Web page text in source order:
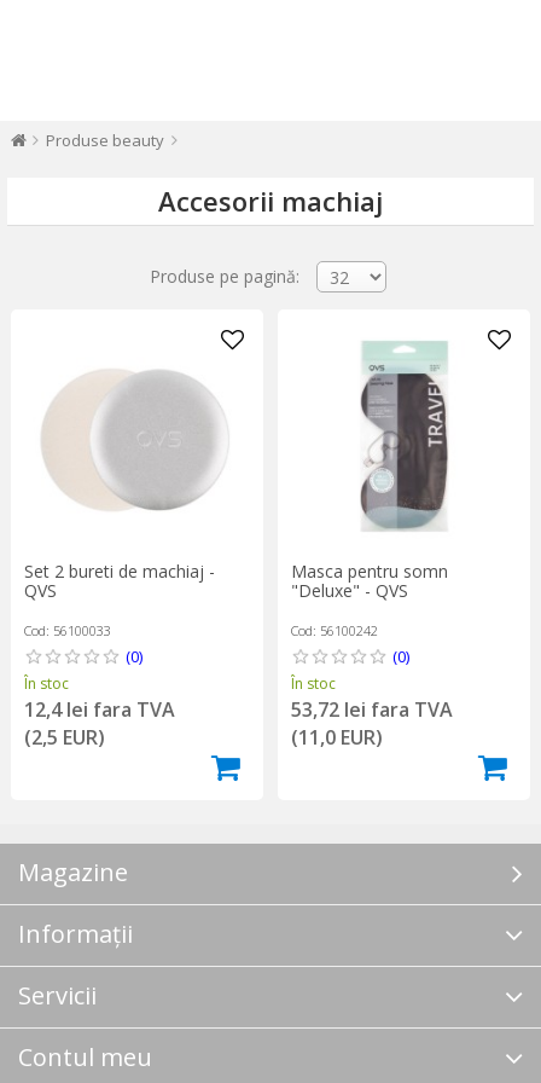
Produse beauty
Accesorii machiaj
Produse pe pagină:
Set 2 bureti de machiaj -
QVS
Cod: 56100033
(0)
În stoc
12,4 lei fara TVA
(2,5 EUR)
Masca pentru somn
"Deluxe" - QVS
Cod: 56100242
(0)
În stoc
53,72 lei fara TVA
(11,0 EUR)
Magazine
Informații
Servicii
Contul meu